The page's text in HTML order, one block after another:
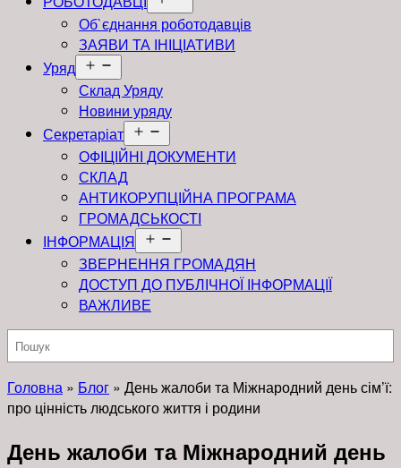
меню
Об`єднання роботодавців
ЗАЯВИ ТА ІНІЦІАТИВИ
Уряд
меню
Склад Уряду
Новини уряду
Секретаріат
меню
ОФІЦІЙНІ ДОКУМЕНТИ
СКЛАД
АНТИКОРУПЦІЙНА ПРОГРАМА
ГРОМАДСЬКОСТІ
ІНФОРМАЦІЯ
меню
ЗВЕРНЕННЯ ГРОМАДЯН
ДОСТУП ДО ПУБЛІЧНОЇ ІНФОРМАЦІЇ
ВАЖЛИВЕ
Пошук
Головна » Блог » День жалоби та Міжнародний день сім’ї:
про цінність людського життя і родини
День жалоби та Міжнародний день